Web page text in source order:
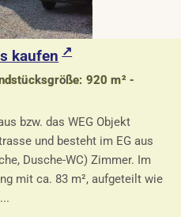
kaufen
920 m² -
bzw. das WEG Objekt
und besteht im EG aus
Dusche-WC) Zimmer. Im
mit ca. 83 m², aufgeteilt wie